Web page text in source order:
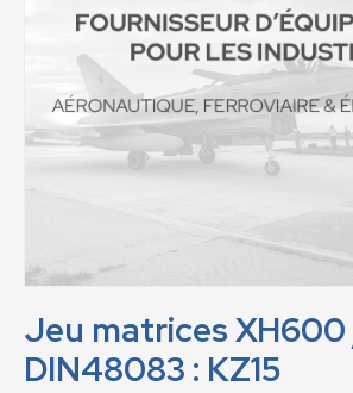
Jeu matrices
DIN48083 : KZ15